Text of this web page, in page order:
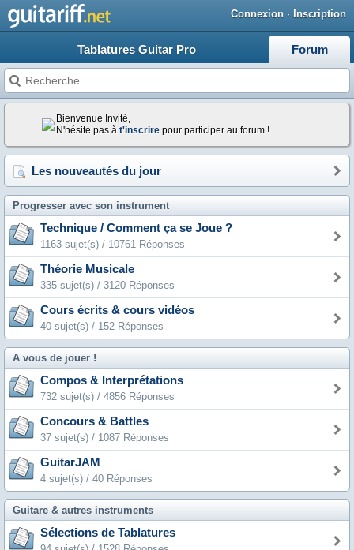
Connexion · Inscription
Tablatures Guitar Pro Forum
Bienvenue Invité,
N'hésite pas à t'inscrire pour participer au forum !
Les nouveautés du jour
Progresser avec son instrument
Technique / Comment ça se Joue ?
1163 sujet(s) / 10761 Réponses
Théorie Musicale
335 sujet(s) / 3120 Réponses
Cours écrits & cours vidéos
40 sujet(s) / 152 Réponses
A vous de jouer !
Compos & Interprétations
732 sujet(s) / 4856 Réponses
Concours & Battles
37 sujet(s) / 1087 Réponses
GuitarJAM
4 sujet(s) / 40 Réponses
Guitare & autres instruments
Sélections de Tablatures